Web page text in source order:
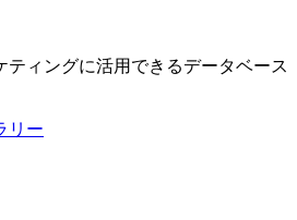
ティングに活用できるデータベース